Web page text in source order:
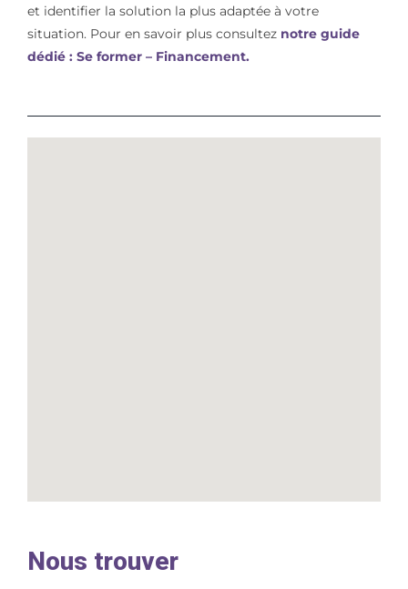
et identifier la solution la plus adaptée à votre
situation. Pour en savoir plus consulteznotre guide
dédié : Se former – Financement.
Nous trouver